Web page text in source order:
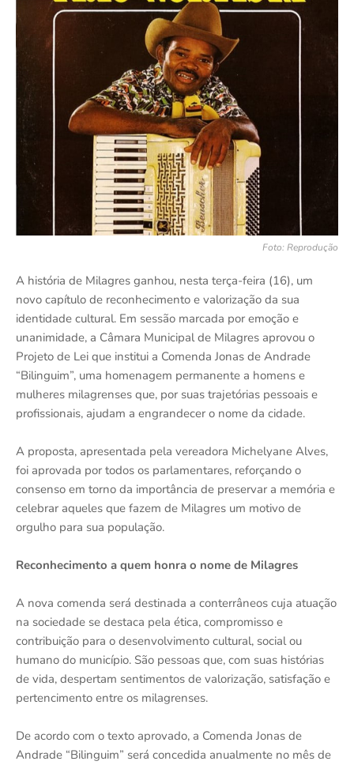
Foto: Reprodução
A história de Milagres ganhou, nesta terça-feira (16), um
novo capítulo de reconhecimento e valorização da sua
identidade cultural. Em sessão marcada por emoção e
unanimidade, a Câmara Municipal de Milagres aprovou o
Projeto de Lei que institui a Comenda Jonas de Andrade
“Bilinguim”, uma homenagem permanente a homens e
mulheres milagrenses que, por suas trajetórias pessoais e
profissionais, ajudam a engrandecer o nome da cidade.
A proposta, apresentada pela vereadora Michelyane Alves,
foi aprovada por todos os parlamentares, reforçando o
consenso em torno da importância de preservar a memória e
celebrar aqueles que fazem de Milagres um motivo de
orgulho para sua população.
Reconhecimento a quem honra o nome de Milagres
A nova comenda será destinada a conterrâneos cuja atuação
na sociedade se destaca pela ética, compromisso e
contribuição para o desenvolvimento cultural, social ou
humano do município. São pessoas que, com suas histórias
de vida, despertam sentimentos de valorização, satisfação e
pertencimento entre os milagrenses.
De acordo com o texto aprovado, a Comenda Jonas de
Andrade “Bilinguim” será concedida anualmente no mês de